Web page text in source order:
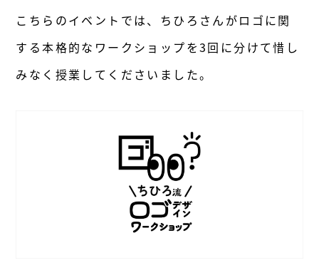
こちらのイベントでは、ちひろさんがロゴに関
する本格的なワークショップを3回に分けて惜し
みなく授業してくださいました。